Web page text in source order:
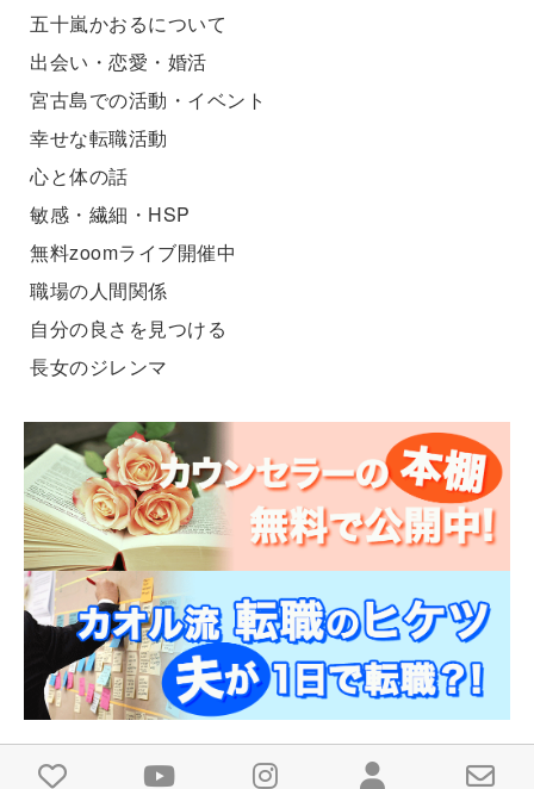
五十嵐かおるについて
出会い・恋愛・婚活
宮古島での活動・イベント
幸せな転職活動
心と体の話
敏感・繊細・HSP
無料zoomライブ開催中
職場の人間関係
自分の良さを見つける
長女のジレンマ